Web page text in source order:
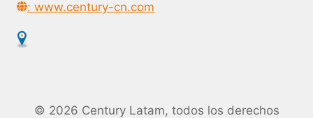
: www.century-cn.com
© 2026 Century Latam, todos los derechos